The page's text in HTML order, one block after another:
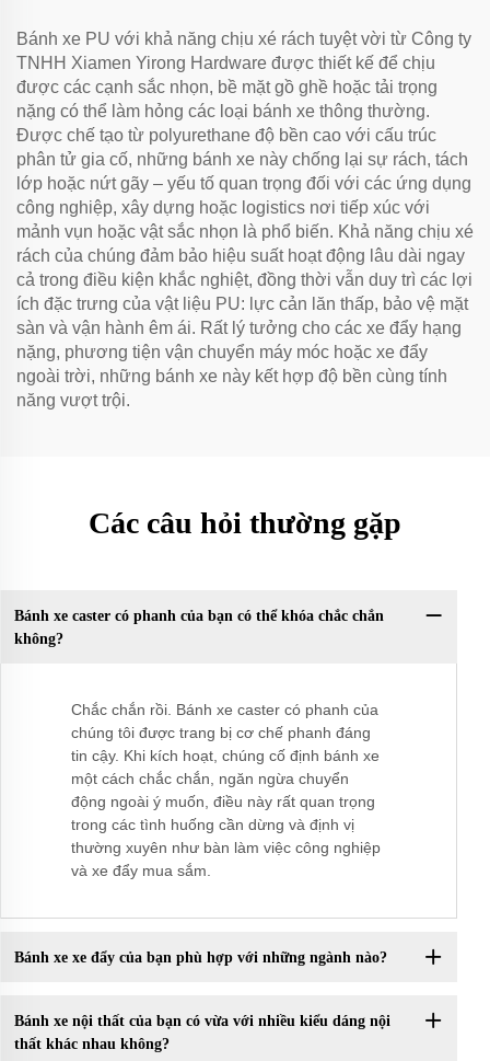
Bánh xe PU với khả năng chịu xé rách tuyệt vời từ Công ty
TNHH Xiamen Yirong Hardware được thiết kế để chịu
được các cạnh sắc nhọn, bề mặt gồ ghề hoặc tải trọng
nặng có thể làm hỏng các loại bánh xe thông thường.
Được chế tạo từ polyurethane độ bền cao với cấu trúc
phân tử gia cố, những bánh xe này chống lại sự rách, tách
lớp hoặc nứt gãy – yếu tố quan trọng đối với các ứng dụng
công nghiệp, xây dựng hoặc logistics nơi tiếp xúc với
mảnh vụn hoặc vật sắc nhọn là phổ biến. Khả năng chịu xé
rách của chúng đảm bảo hiệu suất hoạt động lâu dài ngay
cả trong điều kiện khắc nghiệt, đồng thời vẫn duy trì các lợi
ích đặc trưng của vật liệu PU: lực cản lăn thấp, bảo vệ mặt
sàn và vận hành êm ái. Rất lý tưởng cho các xe đẩy hạng
nặng, phương tiện vận chuyển máy móc hoặc xe đẩy
ngoài trời, những bánh xe này kết hợp độ bền cùng tính
năng vượt trội.
Các câu hỏi thường gặp
Bánh xe caster có phanh của bạn có thể khóa chắc chắn
không?
Chắc chắn rồi. Bánh xe caster có phanh của
chúng tôi được trang bị cơ chế phanh đáng
tin cậy. Khi kích hoạt, chúng cố định bánh xe
một cách chắc chắn, ngăn ngừa chuyển
động ngoài ý muốn, điều này rất quan trọng
trong các tình huống cần dừng và định vị
thường xuyên như bàn làm việc công nghiệp
và xe đẩy mua sắm.
Bánh xe xe đẩy của bạn phù hợp với những ngành nào?
Bánh xe nội thất của bạn có vừa với nhiều kiểu dáng nội
thất khác nhau không?